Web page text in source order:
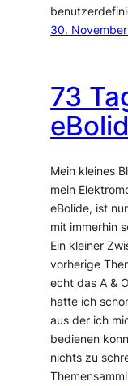
30.
73
Mein kleines
mein
eBolide, ist
mit immerhin
Ein kleiner
vorherige
echt das A &
hatte ich
aus der ich
bedienen
nichts zu